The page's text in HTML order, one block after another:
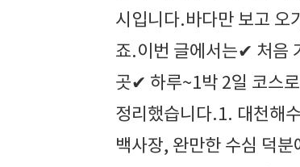
시입니다.바다만 보고 오
죠.이번 글에서는✔ 처음
곳✔ 하루~1박 2일 코스
정리했습니다.1. 대천해
백사장, 완만한 수심 덕